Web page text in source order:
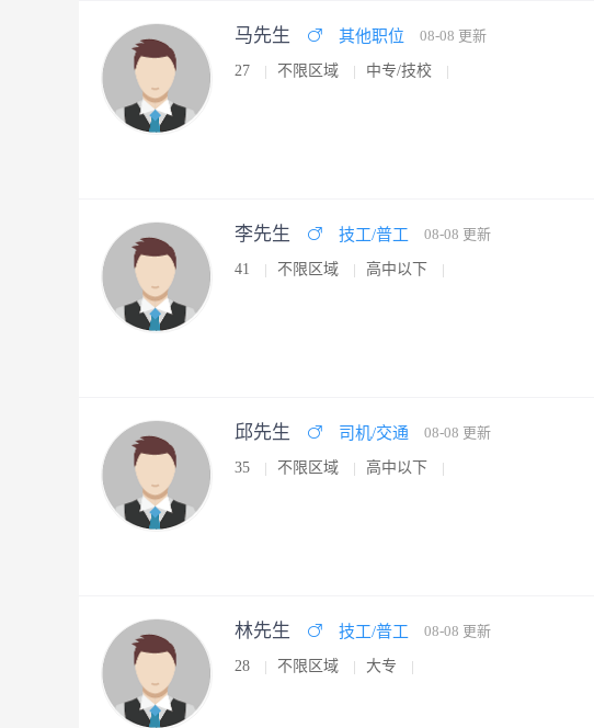
马先生 其他职位 08-08 更新
27 不限区域 中专/技校
李先生 技工/普工 08-08 更新
41 不限区域 高中以下
邱先生 司机/交通 08-08 更新
35 不限区域 高中以下
林先生 技工/普工 08-08 更新
28 不限区域 大专